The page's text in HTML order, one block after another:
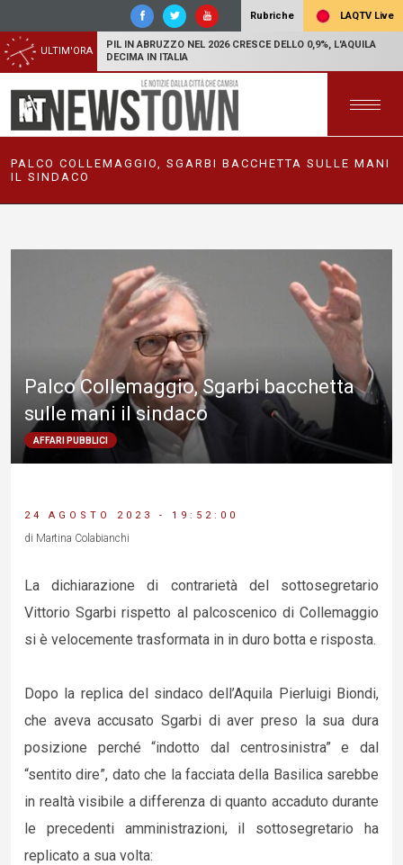
Rubriche LAQTV Live
ULTIM'ORA
PIL IN ABRUZZO NEL 2026 CRESCE DELLO 0,9%, L'AQUILA
DECIMA IN ITALIA
PALCO COLLEMAGGIO, SGARBI BACCHETTA SULLE MANI
IL SINDACO
Palco Collemaggio, Sgarbi bacchetta
sulle mani il sindaco
AFFARI PUBBLICI
24 AGOSTO 2023 - 19:52:00
di Martina Colabianchi
La dichiarazione di contrarietà del sottosegretario
Vittorio Sgarbi rispetto al palcoscenico di Collemaggio
si è velocemente trasformata in in duro botta e risposta.
Dopo la replica del sindaco dell’Aquila Pierluigi Biondi,
che aveva accusato Sgarbi di aver preso la sua dura
posizione perché “indotto dal centrosinistra” e dal
“sentito dire”, dato che la facciata della Basilica sarebbe
in realtà visibile a differenza di quanto accaduto durante
le precedenti amministrazioni, il sottosegretario ha
replicato a sua volta: